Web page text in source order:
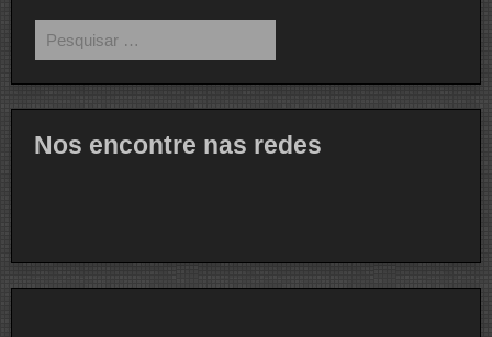
por:
Nos encontre nas redes